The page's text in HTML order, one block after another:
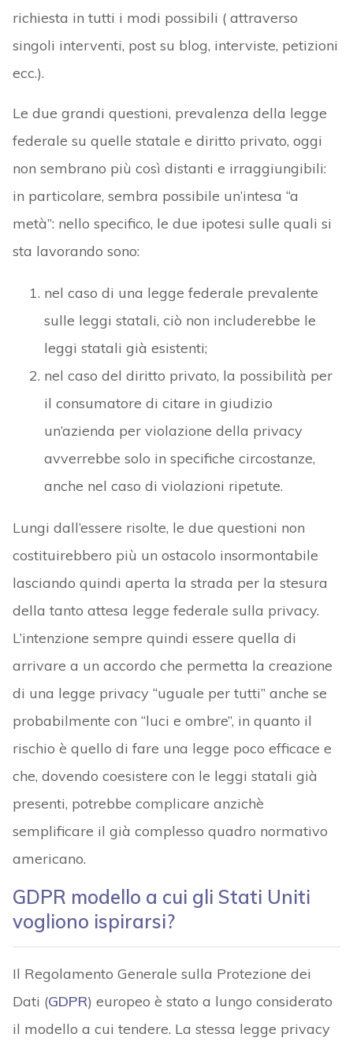
richiesta in tutti i modi possibili ( attraverso
singoli interventi, post su blog, interviste, petizioni
ecc.).
Le due grandi questioni, prevalenza della legge
federale su quelle statale e diritto privato, oggi
non sembrano più così distanti e irraggiungibili:
in particolare, sembra possibile un’intesa “a
metà”: nello specifico, le due ipotesi sulle quali si
sta lavorando sono:
nel caso di una legge federale prevalente
sulle leggi statali, ciò non includerebbe le
leggi statali già esistenti;
nel caso del diritto privato, la possibilità per
il consumatore di citare in giudizio
un’azienda per violazione della privacy
avverrebbe solo in specifiche circostanze,
anche nel caso di violazioni ripetute.
Lungi dall’essere risolte, le due questioni non
costituirebbero più un ostacolo insormontabile
lasciando quindi aperta la strada per la stesura
della tanto attesa legge federale sulla privacy.
L’intenzione sempre quindi essere quella di
arrivare a un accordo che permetta la creazione
di una legge privacy “uguale per tutti” anche se
probabilmente con “luci e ombre”, in quanto il
rischio è quello di fare una legge poco efficace e
che, dovendo coesistere con le leggi statali già
presenti, potrebbe complicare anzichè
semplificare il già complesso quadro normativo
americano.
GDPR modello a cui gli Stati Uniti
vogliono ispirarsi?
Il Regolamento Generale sulla Protezione dei
Dati (GDPR) europeo è stato a lungo considerato
il modello a cui tendere. La stessa legge privacy